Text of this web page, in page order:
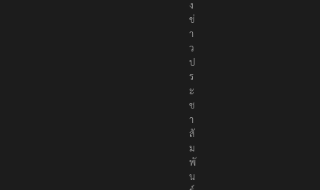
ข่
า
ว
ป
ร
ะ
ช
า
สั
ม
พั
น
ธ์